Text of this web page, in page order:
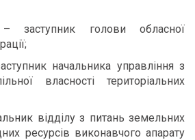
заступник голови обласної
начальника управління з
власності територіальних
відділу з питань земельних
ресурсів виконавчого апарату